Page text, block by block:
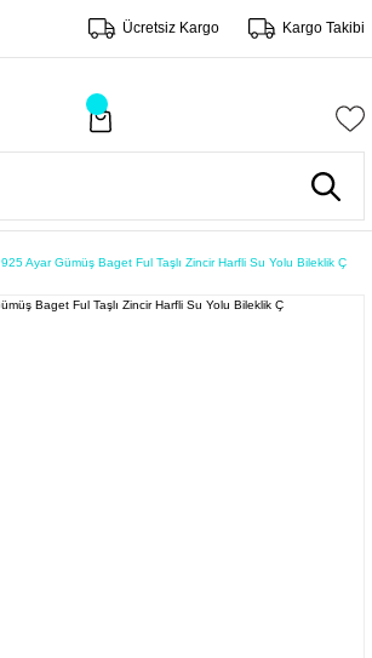
Ücretsiz Kargo Kargo Takibi
925 Ayar Gümüş Baget Ful Taşlı Zincir Harfli Su Yolu Bileklik Ç